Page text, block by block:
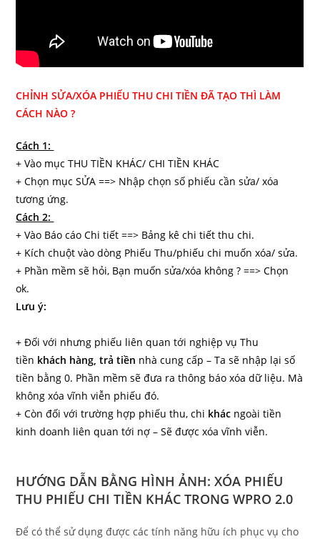
CHỈNH SỬA/XÓA PHIẾU THU CHI TIỀN ĐÃ TẠO THÌ LÀM
CÁCH NÀO ?
Cách 1:
+ Vào mục THU TIỀN KHÁC/ CHI TIỀN KHÁC
+ Chọn mục SỬA ==> Nhập chọn số phiếu cần sửa/ xóa
tương ứng.
Cách 2:
+ Vào Báo cáo Chi tiết ==> Bảng kê chi tiết thu chi.
+ Kích chuột vào dòng Phiếu Thu/phiếu chi muốn xóa/ sửa.
+ Phần mềm sẽ hỏi, Bạn muốn sửa/xóa không ? ==> Chọn
ok.
Lưu ý:
+ Đối với nhưng phiếu liên quan tới nghiệp vụ Thu
tiền khách hàng, trả tiền nhà cung cấp – Ta sẽ nhập lại số
tiền bằng 0. Phần mềm sẽ đưa ra thông báo xóa dữ liệu. Mà
không xóa vĩnh viễn phiếu đó.
+ Còn đối với trường hợp phiếu thu, chi khác ngoài tiền
kinh doanh liên quan tới nợ – Sẽ được xóa vĩnh viễn.
HƯỚNG DẪN BẰNG HÌNH ẢNH: XÓA PHIẾU
THU PHIẾU CHI TIỀN KHÁC TRONG WPRO 2.0
Để có thể sử dụng được các tính năng hữu ích phục vụ cho